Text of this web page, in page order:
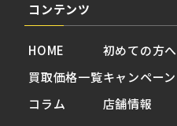
コンテンツ
HOME
買取価格一覧
コラム
初めての方へ
キャンペーン
店舗情報